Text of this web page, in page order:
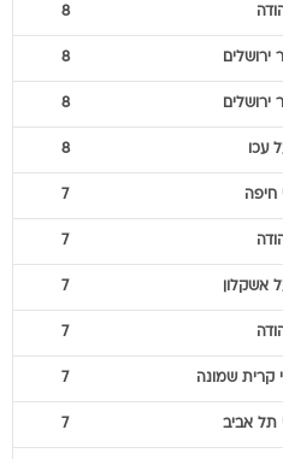
8
ירושלים 8
ירושלים 8
עכו 8
חיפה 7
7
אשקלון 7
7
קרית שמונה 7
תל אביב 7